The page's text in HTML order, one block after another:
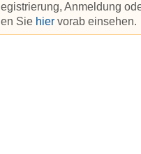
Anmeldung
Sie hier vorab einsehen.